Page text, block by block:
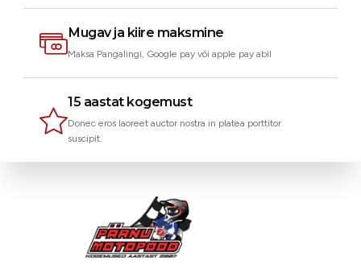
Mugav ja kiire maksmine
Maksa Pangalingi, Google pay või apple pay abil
15 aastat kogemust
Donec eros laoreet auctor nostra in platea porttitor
suscipit.